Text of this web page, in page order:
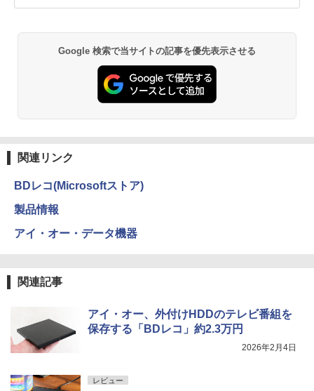
Google 検索で当サイトの記事を優先表示させる
関連リンク
BDレコ(Microsoftストア)
製品情報
アイ・オー・データ機器
関連記事
アイ・オー、外付けHDDのテレビ番組を
保存する「BDレコ」約2.3万円
2026年2月4日
レビュー